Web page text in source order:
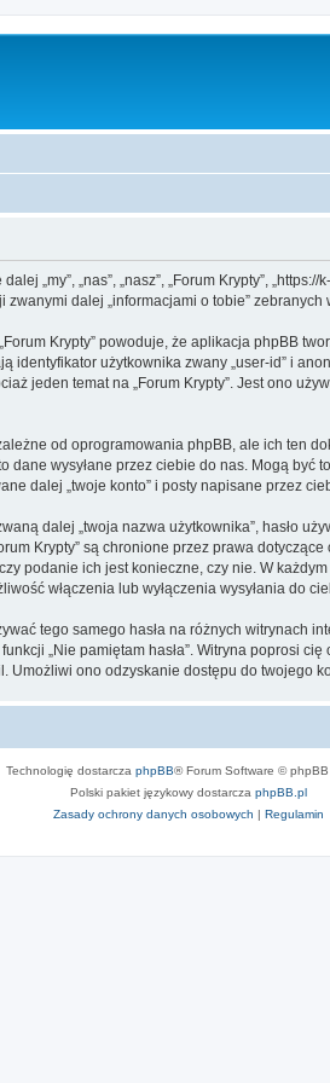
„my”, „nas”, „nasz”, „Forum Krypty”,
zwanymi dalej „informacjami o tobie”
Krypty” powoduje, że aplikacja phpBB
użytkownika zwany „user-id” i
jeden temat na „Forum Krypty”. Jest ono
od oprogramowania phpBB, ale ich ten
wysyłane przez ciebie do nas. Mogą
dalej „twoje konto” i posty napisane przez
dalej „twoja nazwa użytkownika”, hasło
Krypty” są chronione przez prawa
podanie ich jest konieczne, czy nie. W
włączenia lub wyłączenia wysyłania do
tego samego hasła na różnych witrynach
funkcji „Nie pamiętam hasła”. Witryna poprosi
Umożliwi ono odzyskanie dostępu do twojego
Technologię dostarcza phpBB® Forum Software © phpBB
Polski pakiet językowy dostarcza phpBB.pl
Zasady ochrony danych osobowych | Regulamin